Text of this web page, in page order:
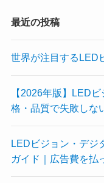
最近の投稿
世界が注目するLED
【2026年版】LED
格・品質で失敗しな
LEDビジョン・デジ
ガイド｜広告費を払